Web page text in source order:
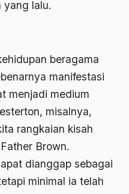
yang lalu.
beragama
manifestasi
menjadi medium
misalnya,
rangkaian kisah
Brown.
dianggap sebagai
minimal ia telah